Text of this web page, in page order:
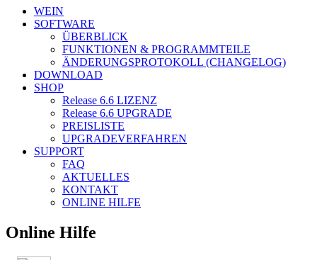
WEIN
SOFTWARE
ÜBERBLICK
FUNKTIONEN & PROGRAMMTEILE
ÄNDERUNGSPROTOKOLL (CHANGELOG)
DOWNLOAD
SHOP
Release 6.6 LIZENZ
Release 6.6 UPGRADE
PREISLISTE
UPGRADEVERFAHREN
SUPPORT
FAQ
AKTUELLES
KONTAKT
ONLINE HILFE
Online Hilfe